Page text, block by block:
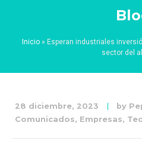
Inicio» Esperan industriales
sector del
28 diciembre, 2023 by
Comunicados, Empresas,